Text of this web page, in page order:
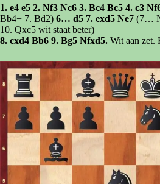
1. e4 e5 2. Nf3 Nc6 3. Bc4 Bc5 4. c3
Bb4+ 7. Bd2) 6… d5 7. exd5 Ne7 (7…
10. Qxc5 wit staat beter)
8. cxd4 Bb6 9. Bg5 Nfxd5. Wit aan zet.